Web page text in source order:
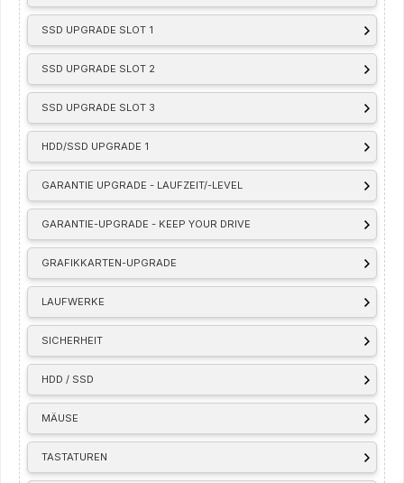
SSD UPGRADE SLOT 1
SSD UPGRADE SLOT 2
SSD UPGRADE SLOT 3
HDD/SSD UPGRADE 1
GARANTIE UPGRADE - LAUFZEIT/-LEVEL
GARANTIE-UPGRADE - KEEP YOUR DRIVE
GRAFIKKARTEN-UPGRADE
LAUFWERKE
SICHERHEIT
HDD / SSD
MÄUSE
TASTATUREN